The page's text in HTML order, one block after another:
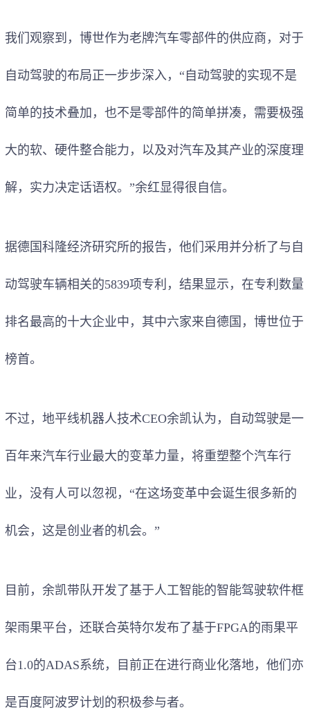
我们观察到，博世作为老牌汽车零部件的供应商，对于
自动驾驶的布局正一步步深入，“自动驾驶的实现不是
简单的技术叠加，也不是零部件的简单拼凑，需要极强
大的软、硬件整合能力，以及对汽车及其产业的深度理
解，实力决定话语权。”余红显得很自信。
据德国科隆经济研究所的报告，他们采用并分析了与自
动驾驶车辆相关的5839项专利，结果显示，在专利数量
排名最高的十大企业中，其中六家来自德国，博世位于
榜首。
不过，地平线机器人技术CEO余凯认为，自动驾驶是一
百年来汽车行业最大的变革力量，将重塑整个汽车行
业，没有人可以忽视，“在这场变革中会诞生很多新的
机会，这是创业者的机会。”
目前，余凯带队开发了基于人工智能的智能驾驶软件框
架雨果平台，还联合英特尔发布了基于FPGA的雨果平
台1.0的ADAS系统，目前正在进行商业化落地，他们亦
是百度阿波罗计划的积极参与者。